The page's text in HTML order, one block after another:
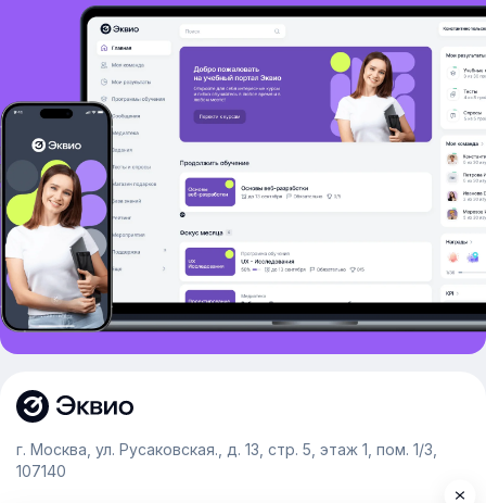
г. Москва, ул. Русаковская., д. 13, стр. 5, этаж 1, пом. 1/3,
107140